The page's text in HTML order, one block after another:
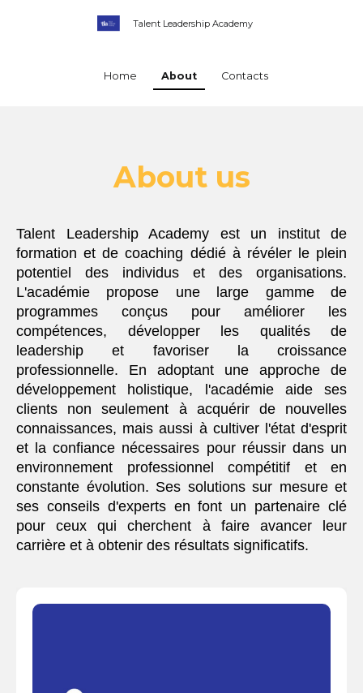
Talent Leadership Academy
Home About Contacts
About us
Talent Leadership Academy est un institut de
formation et de coaching dédié à révéler le plein
potentiel des individus et des organisations.
L'académie propose une large gamme de
programmes conçus pour améliorer les
compétences, développer les qualités de
leadership et favoriser la croissance
professionnelle. En adoptant une approche de
développement holistique, l'académie aide ses
clients non seulement à acquérir de nouvelles
connaissances, mais aussi à cultiver l'état d'esprit
et la confiance nécessaires pour réussir dans un
environnement professionnel compétitif et en
constante évolution. Ses solutions sur mesure et
ses conseils d'experts en font un partenaire clé
pour ceux qui cherchent à faire avancer leur
carrière et à obtenir des résultats significatifs.